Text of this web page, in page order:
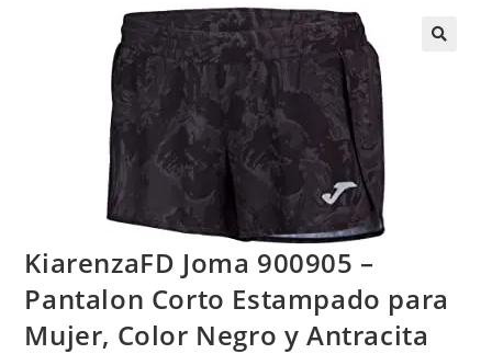
KiarenzaFD Joma 900905 –
Pantalon Corto Estampado para
Mujer, Color Negro y Antracita